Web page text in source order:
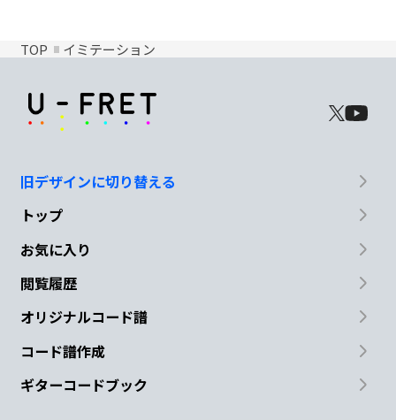
TOP イミテーション
旧デザインに切り替える
トップ
お気に入り
閲覧履歴
オリジナルコード譜
コード譜作成
ギターコードブック